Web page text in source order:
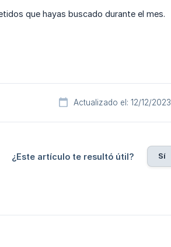
que hayas buscado durante el mes.
Actualizado el: 12/12/2023
¿Este artículo te resultó útil? Sí